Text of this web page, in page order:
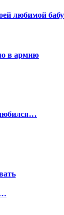
любимой
в армию